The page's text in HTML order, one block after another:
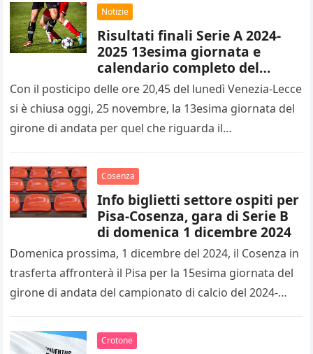
Notizie
Risultati finali Serie A 2024-
2025 13esima giornata e
calendario completo del
14esimo turno
Con il posticipo delle ore 20,45 del lunedì Venezia-Lecce
si è chiusa oggi, 25 novembre, la 13esima giornata del
girone di andata per quel che riguarda il…
Cosenza
Info biglietti settore ospiti per
Pisa-Cosenza, gara di Serie B
di domenica 1 dicembre 2024
Domenica prossima, 1 dicembre del 2024, il Cosenza in
trasferta affronterà il Pisa per la 15esima giornata del
girone di andata del campionato di calcio del 2024-
Crotone